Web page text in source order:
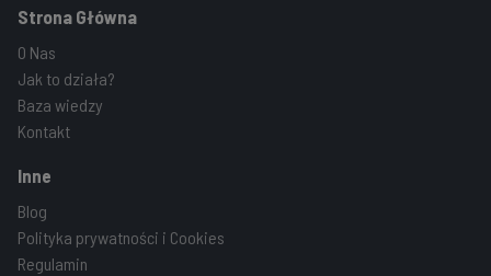
Strona Główna
O Nas
Jak to działa?
Baza wiedzy
Kontakt
Inne
Blog
Polityka prywatności i Cookies
Regulamin